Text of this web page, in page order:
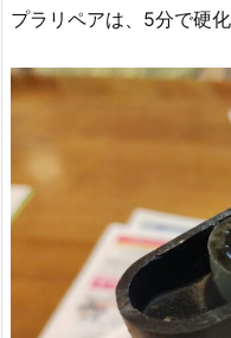
プラリペアは、5分で硬